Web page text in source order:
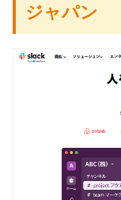
ジャパン